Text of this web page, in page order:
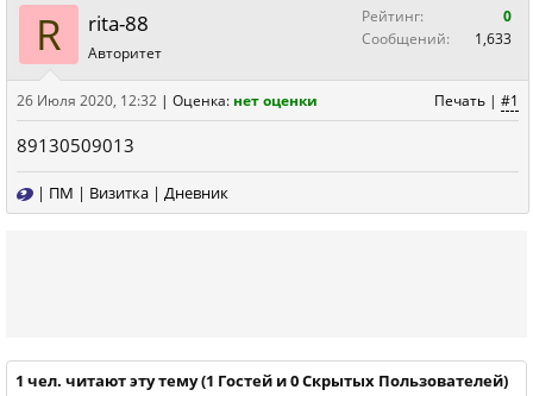
R rita-88
Авторитет
Рейтинг:
0
Сообщений:
1,633
Печать | #1
26 Июля 2020, 12:32 | Оценка: нет оценки
89130509013
| ПМ | Визитка | Дневник
1 чел. читают эту тему (1 Гостей и 0 Скрытых Пользователей)